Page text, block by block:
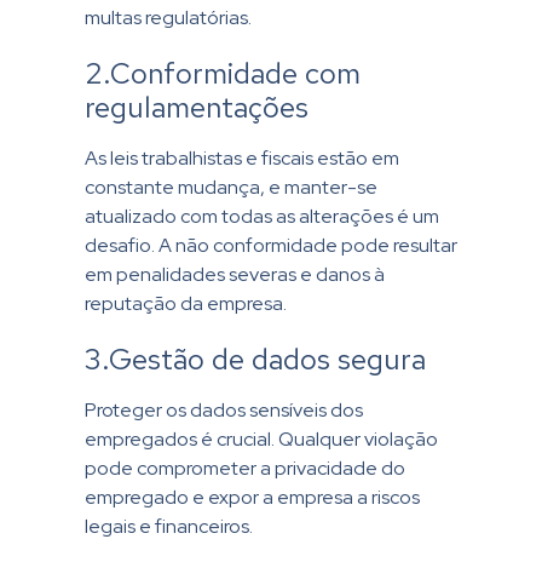
multas regulatórias.
2.Conformidade com
regulamentações
As leis trabalhistas e fiscais estão em
constante mudança, e manter-se
atualizado com todas as alterações é um
desafio. A não conformidade pode resultar
em penalidades severas e danos à
reputação da empresa.
3.Gestão de dados segura
Proteger os dados sensíveis dos
empregados é crucial. Qualquer violação
pode comprometer a privacidade do
empregado e expor a empresa a riscos
legais e financeiros.